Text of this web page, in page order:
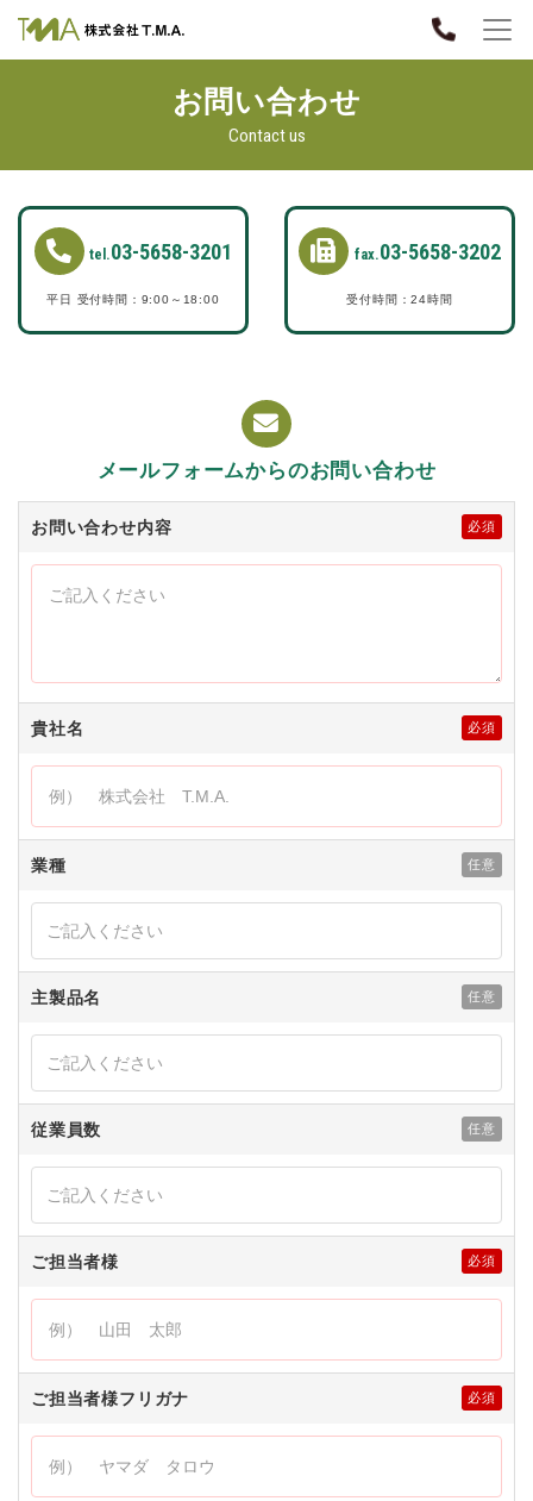
お問い合わせ
Contact us
tel.03-5658-3201
平日 受付時間：9:00～18:00
fax.03-5658-3202
受付時間：24時間
メールフォームからのお問い合わせ
お問い合わせ内容
貴社名
業種
主製品名
従業員数
ご担当者様
ご担当者様フリガナ